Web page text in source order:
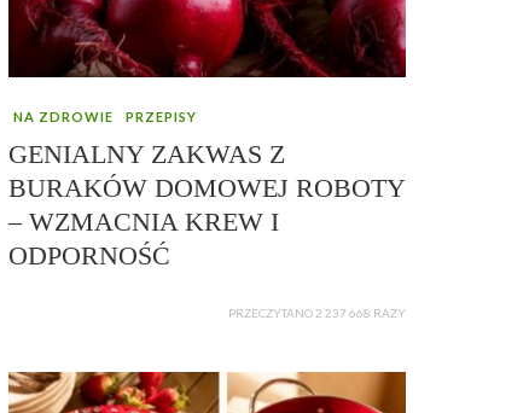
NA ZDROWIE PRZEPISY
GENIALNY ZAKWAS Z
BURAKÓW DOMOWEJ ROBOTY
– WZMACNIA KREW I
ODPORNOŚĆ
PRZECZYTANO 2 237 668 RAZY